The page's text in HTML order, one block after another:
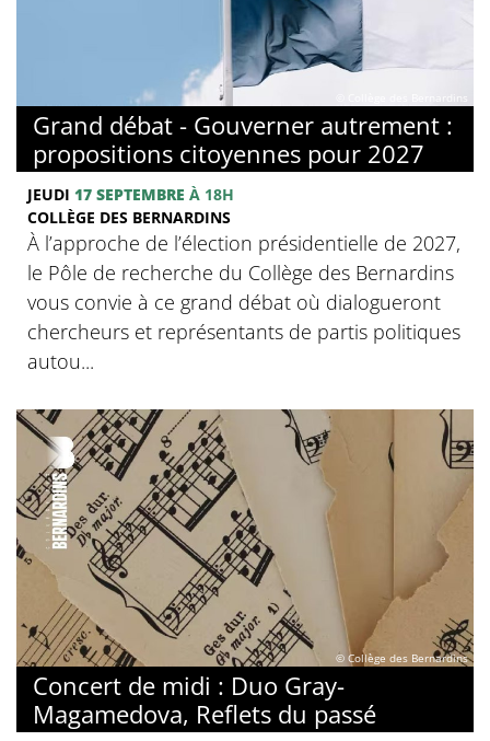
Grand débat - Gouverner autrement :
propositions citoyennes pour 2027
JEUDI 17 SEPTEMBRE À 18H
COLLÈGE DES BERNARDINS
À l’approche de l’élection présidentielle de 2027,
le Pôle de recherche du Collège des Bernardins
vous convie à ce grand débat où dialogueront
chercheurs et représentants de partis politiques
autou...
© Collège des Bernardins
Concert de midi : Duo Gray-
Magamedova, Reflets du passé